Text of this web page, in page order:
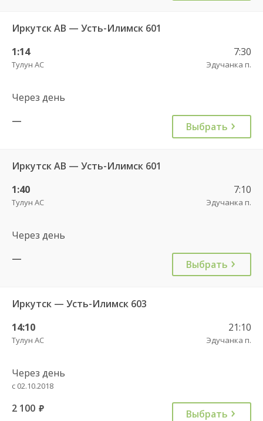
Иркутск АВ — Усть-Илимск 601
1:14
Тулун АС
7:30
Эдучанка п.
Через день
—
Выбрать
Иркутск АВ — Усть-Илимск 601
1:40
Тулун АС
7:10
Эдучанка п.
Через день
—
Выбрать
Иркутск — Усть-Илимск 603
14:10
Тулун АС
21:10
Эдучанка п.
Через день
с 02.10.2018
2 100 руб. Выбрать